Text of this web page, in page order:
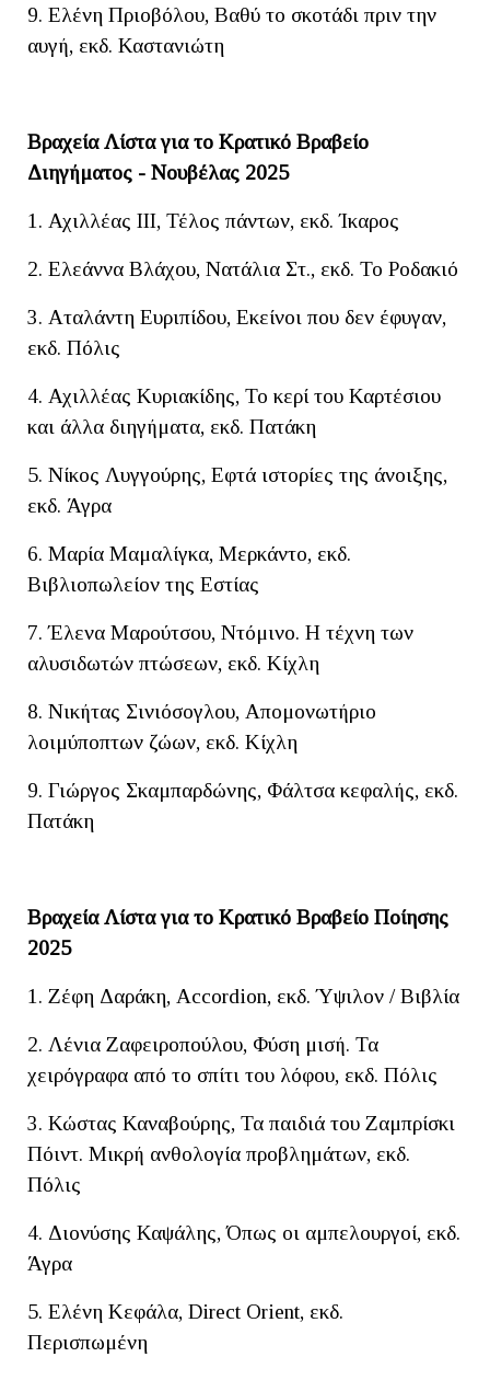
9. Ελένη Πριοβόλου, Βαθύ το σκοτάδι πριν την
αυγή, εκδ. Καστανιώτη
Βραχεία Λίστα για το Κρατικό Βραβείο
Διηγήματος - Νουβέλας 2025
1. Αχιλλέας ΙΙΙ, Τέλος πάντων, εκδ. Ίκαρος
2. Ελεάννα Βλάχου, Νατάλια Στ., εκδ. Το Ροδακιό
3. Αταλάντη Ευριπίδου, Εκείνοι που δεν έφυγαν,
εκδ. Πόλις
4. Αχιλλέας Κυριακίδης, Το κερί του Καρτέσιου
και άλλα διηγήματα, εκδ. Πατάκη
5. Νίκος Λυγγούρης, Εφτά ιστορίες της άνοιξης,
εκδ. Άγρα
6. Μαρία Μαμαλίγκα, Μερκάντο, εκδ.
Βιβλιοπωλείον της Εστίας
7. Έλενα Μαρούτσου, Ντόμινο. Η τέχνη των
αλυσιδωτών πτώσεων, εκδ. Κίχλη
8. Νικήτας Σινιόσογλου, Απομονωτήριο
λοιμύποπτων ζώων, εκδ. Κίχλη
9. Γιώργος Σκαμπαρδώνης, Φάλτσα κεφαλής, εκδ.
Πατάκη
Βραχεία Λίστα για το Κρατικό Βραβείο Ποίησης
2025
1. Ζέφη Δαράκη, Accordion, εκδ. Ύψιλον / Βιβλία
2. Λένια Ζαφειροπούλου, Φύση μισή. Τα
χειρόγραφα από το σπίτι του λόφου, εκδ. Πόλις
3. Κώστας Καναβούρης, Τα παιδιά του Ζαμπρίσκι
Πόιντ. Μικρή ανθολογία προβλημάτων, εκδ.
Πόλις
4. Διονύσης Καψάλης, Όπως οι αμπελουργοί, εκδ.
Άγρα
5. Ελένη Κεφάλα, Direct Orient, εκδ.
Περισπωμένη